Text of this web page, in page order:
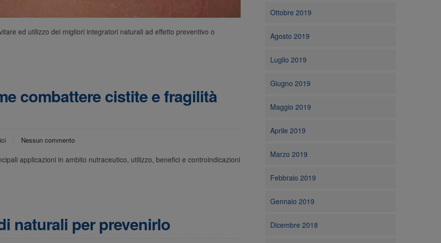
ed utilizzo dei migliori integratori naturali ad effetto preventivo o
combattere cistite e fragilità
Nessun commento
applicazioni in ambito nutraceutico, utilizzo, benefici e controindicazioni
naturali per prevenirlo
Ottobre 2019
Agosto 2019
Luglio 2019
Giugno 2019
Maggio 2019
Aprile 2019
Marzo 2019
Febbraio 2019
Gennaio 2019
Dicembre 2018